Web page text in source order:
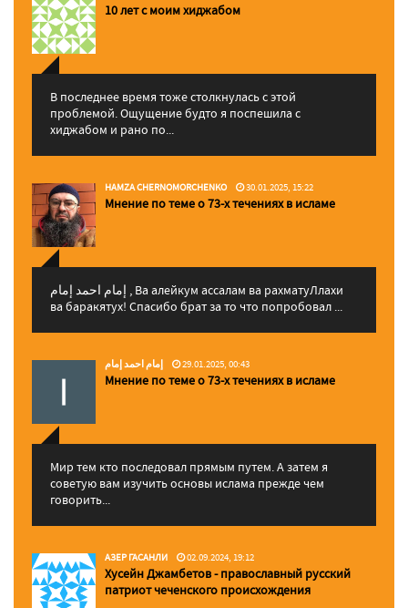
10 лет с моим хиджабом
В последнее время тоже столкнулась с этой
проблемой. Ощущение будто я поспешила с
хиджабом и рано по...
HAMZA CHERNOMORCHENKO 30.01.2025, 15:22
Мнение по теме о 73-х течениях в исламе
إمام احمد إمام , Ва алейкум ассалам ва рахматуЛлахи
ва баракятух! Спасибо брат за то что попробовал ...
إمام احمد إمام 29.01.2025, 00:43
Мнение по теме о 73-х течениях в исламе
Мир тем кто последовал прямым путем. А затем я
советую вам изучить основы ислама прежде чем
говорить...
АЗЕР ГАСАНЛИ 02.09.2024, 19:12
Хусейн Джамбетов - православный русский
патриот чеченского происхождения